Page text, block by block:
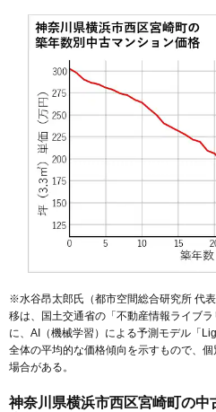
※水谷昂太郎氏（都市空間総合研究所 代
移は、国土交通省の「 不動産情報ライブラ
に、AI（機械学習）による予測モデル「
全体の平均的な価格傾向を示すもので、
場合がある。
神奈川県横浜市西区宮崎町の